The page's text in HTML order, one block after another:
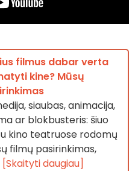
filmus dabar verta
kine? Mūsų
siaubas, animacija,
ar blokbusteris: šiuo
kino teatruose rodomų
filmų pasirinkimas,
[Skaityti daugiau]